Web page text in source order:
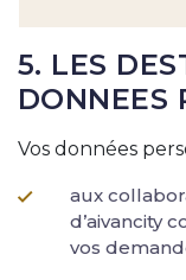
5. LES
DONNEES
Vos données
aux
d’aivancity
vos